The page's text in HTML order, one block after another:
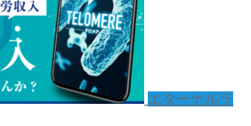
エターナルラ